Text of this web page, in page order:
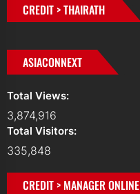
CREDIT > THAIRATH
ASIACONNEXT
Total Views:
3,874,916
Total Visitors:
335,848
CREDIT > MANAGER ONLINE